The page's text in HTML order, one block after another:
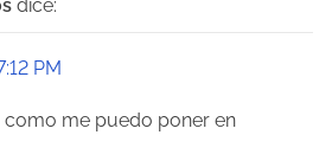
dice:
PM
me puedo poner en